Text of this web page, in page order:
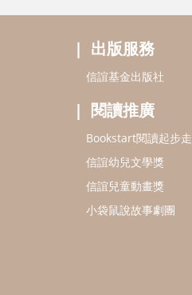
出版服務
信誼基金出版社
閱讀推廣
Bookstart閱讀起步走
信誼幼兒文學獎
信誼兒童動畫獎
小袋鼠說故事劇團